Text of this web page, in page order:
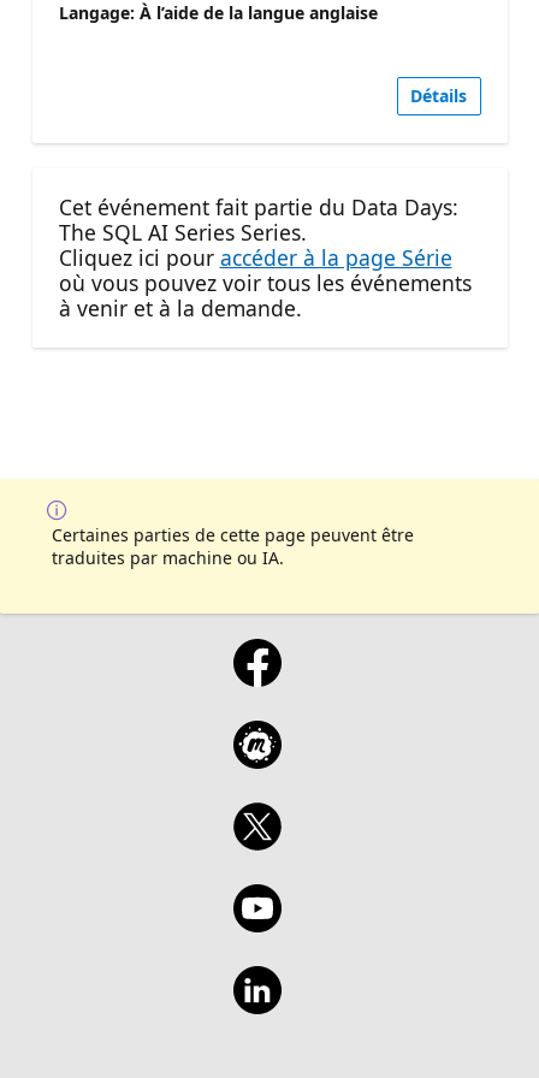
Langage: À l’aide de la langue anglaise
Détails
Cet événement fait partie du Data Days:
The SQL AI Series Series.
Cliquez ici pour accéder à la page Série
où vous pouvez voir tous les événements
à venir et à la demande.
Certaines parties de cette page peuvent être
traduites par machine ou IA.